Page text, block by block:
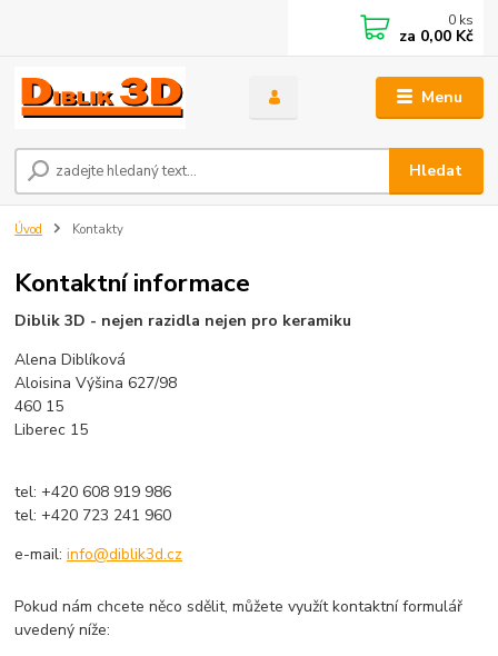
Menu
Hledat
0 ks
za 0,00 Kč
Úvod Kontakty
Kontaktní informace
Diblik 3D - nejen razidla nejen pro keramiku
Alena Diblíková
Aloisina Výšina 627/98
460 15
Liberec 15
tel: +420 608 919 986
tel: +420 723 241 960
e-mail:info@diblik3d.cz
Pokud nám chcete něco sdělit, můžete využít kontaktní formulář
uvedený níže: